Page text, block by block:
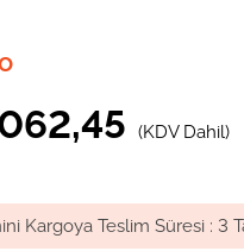
(KDV Dahil)
Kargoya Teslim Süresi : 3